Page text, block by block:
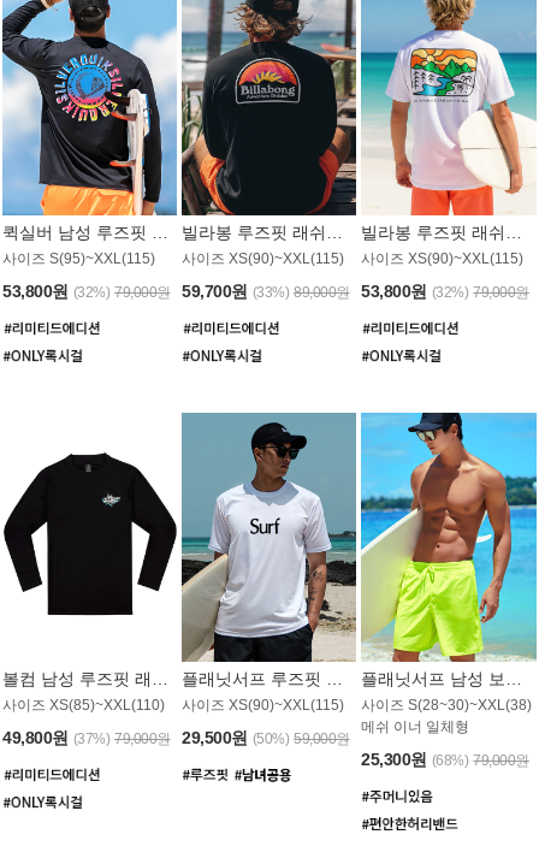
사이즈 S(95)~XXL(115)
53,800원 (32%) 79,000원
사이즈 XS(90)~XXL(115)
59,700원 (33%) 89,000원
사이즈 XS(90)~XXL(115)
53,800원 (32%) 79,000원
사이즈 XS(85)~XXL(110)
49,800원 (37%) 79,000원
사이즈 XS(90)~XXL(115)
29,500원 (50%) 59,000원
사이즈 S(28~30)~XXL(38)
메쉬 이너 일체형
25,300원 (68%) 79,000원